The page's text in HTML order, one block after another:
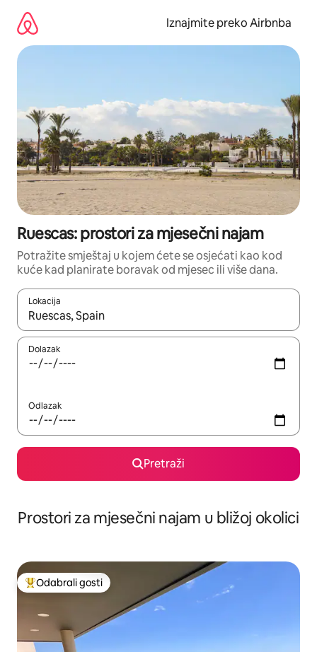
sadržaj
Iznajmite preko Airbnba
Ruescas: prostori za mjesečni najam
Potražite smještaj u kojem ćete se osjećati kao kod
kuće kad planirate boravak od mjesec ili više dana.
Lokacija
Kada budu dostupni rezultati, moći ćete ih pregledati
Dolazak
Odlazak
Pretraži
Prostori za mjesečni najam u bližoj okolici
Među najviše rangiranima s oznakom „Odabrali gosti”
Odabrali gosti